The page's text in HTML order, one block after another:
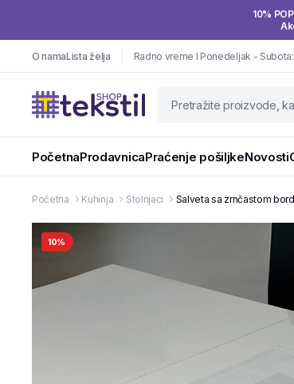
10%
O namaLista želja Radno vreme I Ponedeljak - Subota:
PočetnaProdavnicaPraćenje pošiljkeNovosti
Početna Kuhinja Stolnjaci Salveta sa zrnčastom
10%